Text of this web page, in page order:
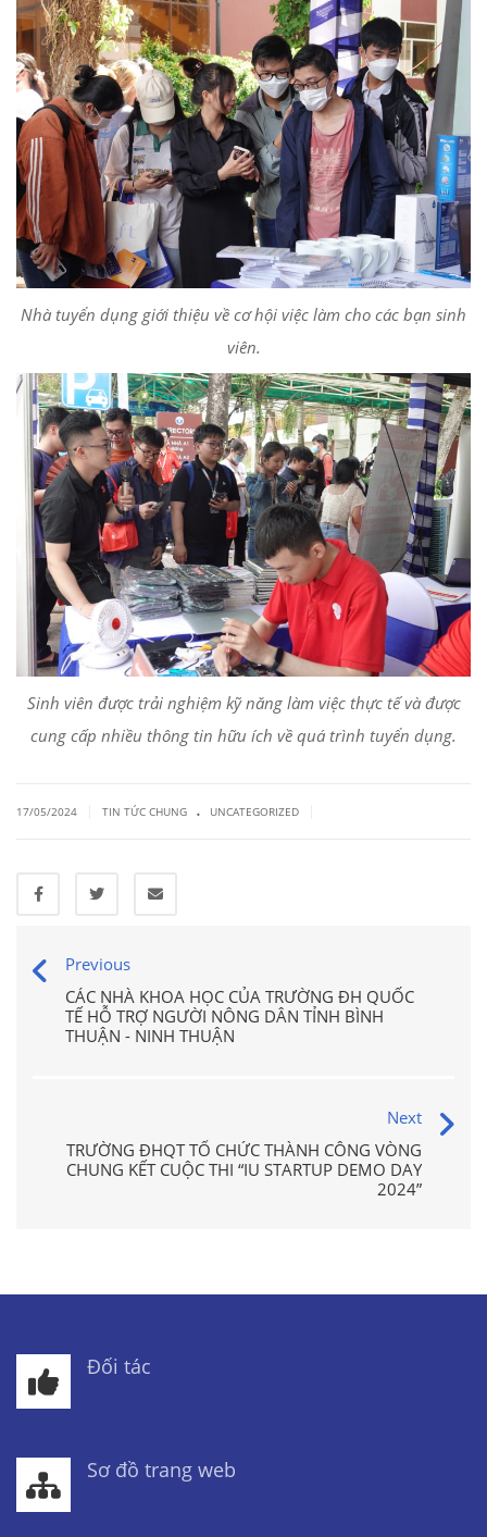
Nhà tuyển dụng giới thiệu về cơ hội việc làm cho các bạn sinh
viên.
Sinh viên được trải nghiệm kỹ năng làm việc thực tế và được
cung cấp nhiều thông tin hữu ích về quá trình tuyển dụng.
17/05/2024 TIN TỨC CHUNG . UNCATEGORIZED
Previous
CÁC NHÀ KHOA HỌC CỦA TRƯỜNG ĐH QUỐC
TẾ HỖ TRỢ NGƯỜI NÔNG DÂN TỈNH BÌNH
THUẬN - NINH THUẬN
Next
TRƯỜNG ĐHQT TỔ CHỨC THÀNH CÔNG VÒNG
CHUNG KẾT CUỘC THI “IU STARTUP DEMO DAY
2024”
Đối tác
Sơ đồ trang web